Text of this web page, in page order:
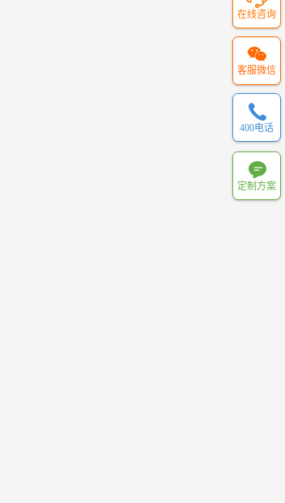
在线咨询
客服微信
400电话
定制方案